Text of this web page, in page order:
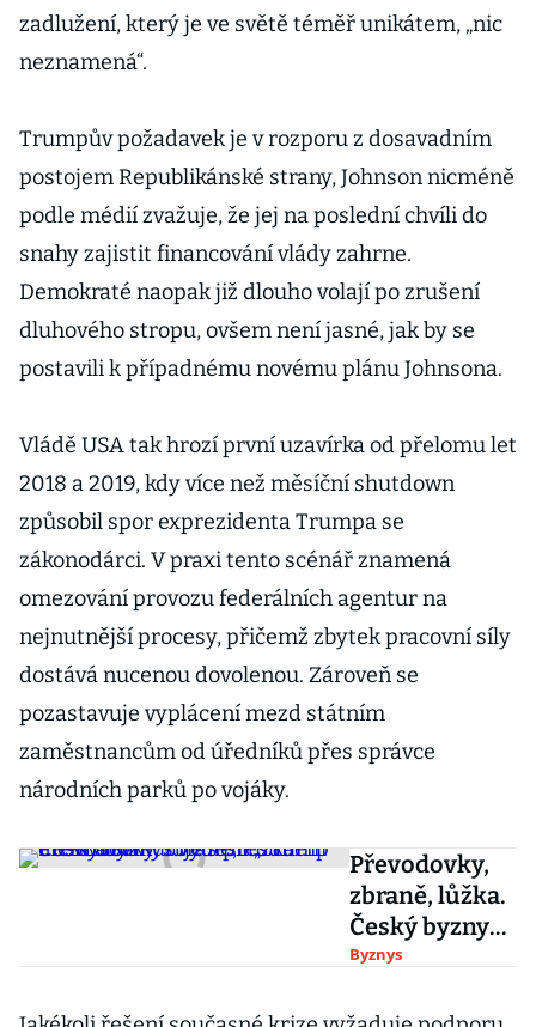
zadlužení, který je ve světě téměř unikátem, „nic
neznamená“.
Trumpův požadavek je v rozporu z dosavadním
postojem Republikánské strany, Johnson nicméně
podle médií zvažuje, že jej na poslední chvíli do
snahy zajistit financování vlády zahrne.
Demokraté naopak již dlouho volají po zrušení
dluhového stropu, ovšem není jasné, jak by se
postavili k případnému novému plánu Johnsona.
Vládě USA tak hrozí první uzavírka od přelomu let
2018 a 2019, kdy více než měsíční shutdown
způsobil spor exprezidenta Trumpa se
zákonodárci. V praxi tento scénář znamená
omezování provozu federálních agentur na
nejnutnější procesy, přičemž zbytek pracovní síly
dostává nucenou dovolenou. Zároveň se
pozastavuje vyplácení mezd státním
zaměstnancům od úředníků přes správce
národních parků po vojáky.
Převodovky,
zbraně, lůžka.
Český byznys
vyděsil
a kalkuluje s
Byznys